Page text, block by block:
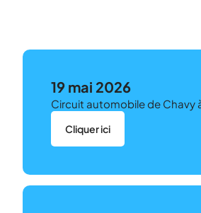
19 mai 2026
Circuit automobile de Chavy
Cliquer ici